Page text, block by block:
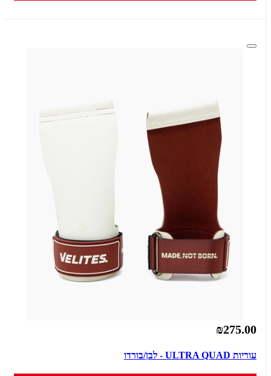
₪275.00
עוריות ULTRA QUAD - לבן/בורדו